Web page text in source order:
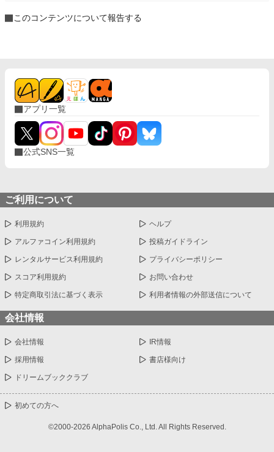
このコンテンツについて報告する
アプリ一覧
公式SNS一覧
ご利用について
利用規約 ヘルプ
アルファコイン利用規約 投稿ガイドライン
レンタルサービス利用規約 プライバシーポリシー
スコア利用規約 お問い合わせ
特定商取引法に基づく表示 利用者情報の外部送信について
会社情報
会社情報 IR情報
採用情報 書店様向け
ドリームブッククラブ
初めての方へ
©2000-2026 AlphaPolis Co., Ltd. All Rights Reserved.